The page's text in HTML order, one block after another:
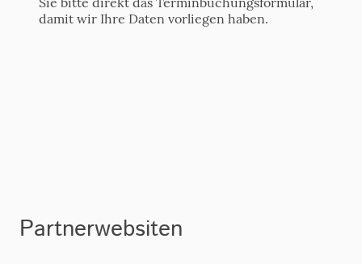
damit wir Ihre Daten vorliegen haben.
Partnerwebsiten